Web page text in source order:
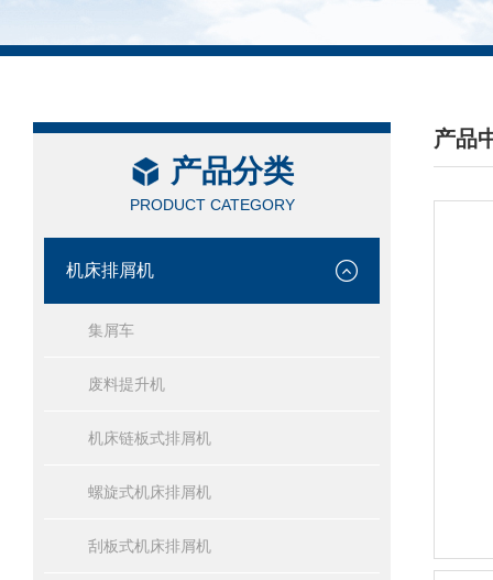
产品分类
PRODUCT CATEGORY
机床排屑机
集屑车
废料提升机
机床链板式排屑机
螺旋式机床排屑机
刮板式机床排屑机
产品
/